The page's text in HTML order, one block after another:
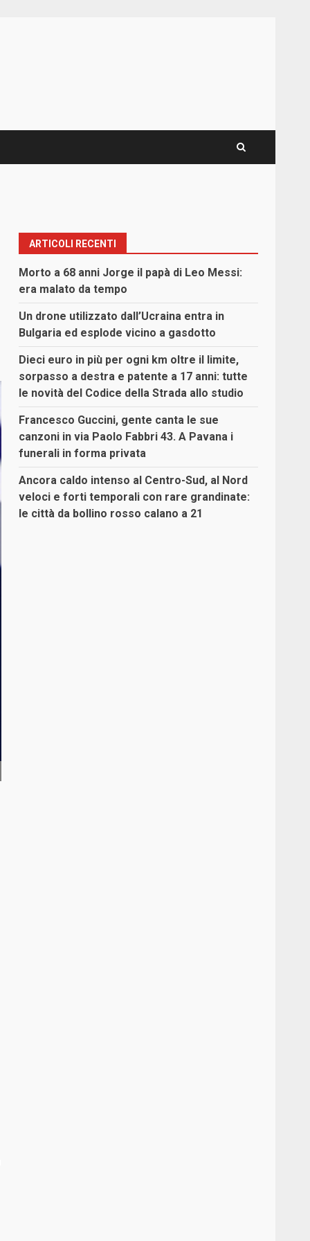
ARTICOLI RECENTI
Morto a 68 anni Jorge il papà di Leo Messi:
era malato da tempo
Un drone utilizzato dall’Ucraina entra in
Bulgaria ed esplode vicino a gasdotto
Dieci euro in più per ogni km oltre il limite,
sorpasso a destra e patente a 17 anni: tutte
le novità del Codice della Strada allo studio
Francesco Guccini, gente canta le sue
canzoni in via Paolo Fabbri 43. A Pavana i
funerali in forma privata
Ancora caldo intenso al Centro-Sud, al Nord
veloci e forti temporali con rare grandinate:
le città da bollino rosso calano a 21